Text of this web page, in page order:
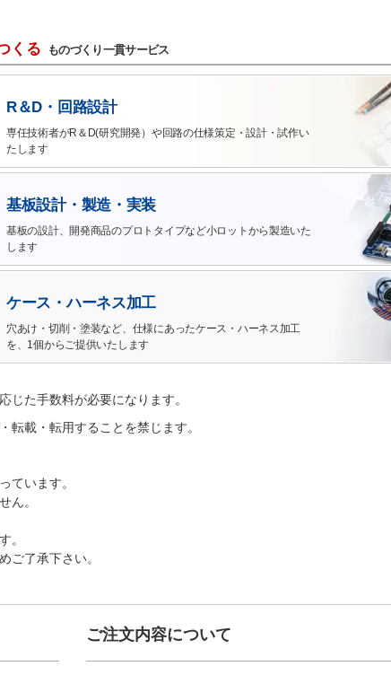
くる ものづくり一貫サービス
R＆D・回路設計
専任技術者がR＆D(研究開発）や回路の仕様策定・設計・試作い
たします
基板設計・製造・実装
基板の設計、開発商品のプロトタイプなど小ロットから製造いた
します
ケース・ハーネス加工
穴あけ・切削・塗装など、仕様にあったケース・ハーネス加工
を、1個からご提供いたします
た手数料が必要になります。
載・転用することを禁じます。
ています。
ん。
。
ご了承下さい。
ご注文内容について